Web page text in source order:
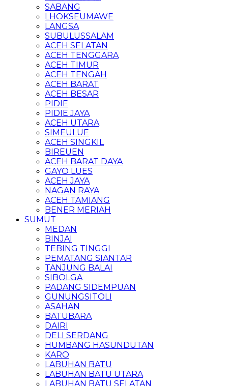
SABANG
LHOKSEUMAWE
LANGSA
SUBULUSSALAM
ACEH SELATAN
ACEH TENGGARA
ACEH TIMUR
ACEH TENGAH
ACEH BARAT
ACEH BESAR
PIDIE
PIDIE JAYA
ACEH UTARA
SIMEULUE
ACEH SINGKIL
BIREUEN
ACEH BARAT DAYA
GAYO LUES
ACEH JAYA
NAGAN RAYA
ACEH TAMIANG
BENER MERIAH
SUMUT
MEDAN
BINJAI
TEBING TINGGI
PEMATANG SIANTAR
TANJUNG BALAI
SIBOLGA
PADANG SIDEMPUAN
GUNUNGSITOLI
ASAHAN
BATUBARA
DAIRI
DELI SERDANG
HUMBANG HASUNDUTAN
KARO
LABUHAN BATU
LABUHAN BATU UTARA
LABUHAN BATU SELATAN